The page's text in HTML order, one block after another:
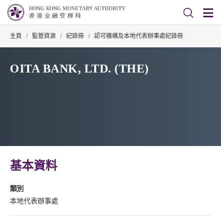
主頁 / 監管資源 / 紀錄冊 / 認可機構及本地代表辦事處紀錄冊
OITA BANK, LTD. (THE)
基本資料
類別
本地代表辦事處